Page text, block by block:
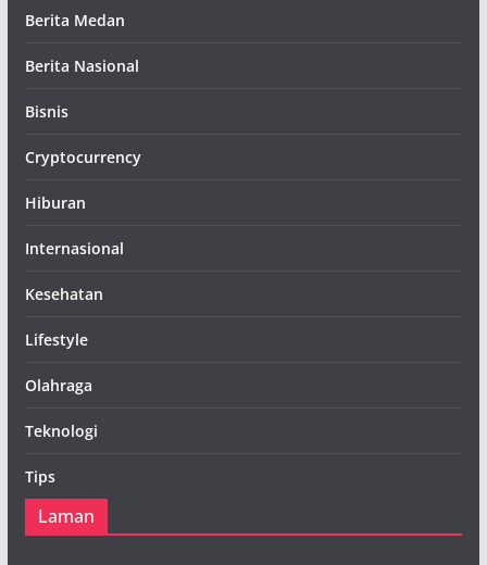
Berita Medan
Berita Nasional
Bisnis
Cryptocurrency
Hiburan
Internasional
Kesehatan
Lifestyle
Olahraga
Teknologi
Tips
Laman